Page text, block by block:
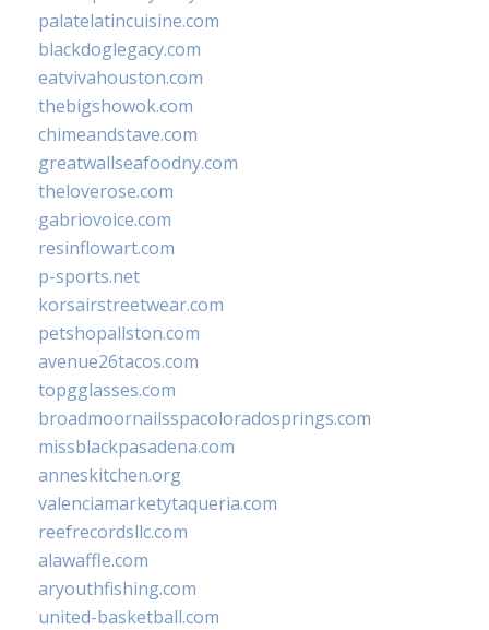
palatelatincuisine.com
blackdoglegacy.com
eatvivahouston.com
thebigshowok.com
chimeandstave.com
greatwallseafoodny.com
theloverose.com
gabriovoice.com
resinflowart.com
p-sports.net
korsairstreetwear.com
petshopallston.com
avenue26tacos.com
topgglasses.com
broadmoornailsspacoloradosprings.com
missblackpasadena.com
anneskitchen.org
valenciamarketytaqueria.com
reefrecordsllc.com
alawaffle.com
aryouthfishing.com
united-basketball.com